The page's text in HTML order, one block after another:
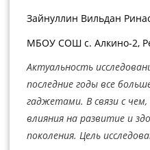
Зайнуллин Вильдан
МБОУ СОШ с. Алкино-2,
Актуальность
последние годы все
гаджетами. В связи с
влияния на развитие и
поколения. Цель